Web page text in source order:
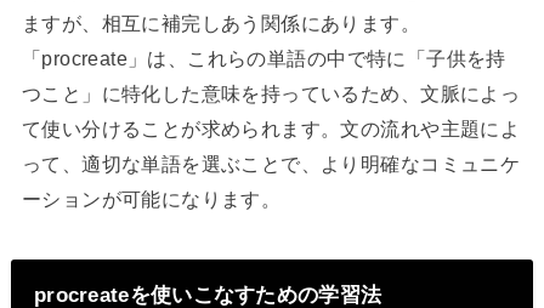
ますが、相互に補完しあう関係にあります。
「procreate」は、これらの単語の中で特に「子供を持
つこと」に特化した意味を持っているため、文脈によっ
て使い分けることが求められます。文の流れや主題によ
って、適切な単語を選ぶことで、より明確なコミュニケ
ーションが可能になります。
procreateを使いこなすための学習法